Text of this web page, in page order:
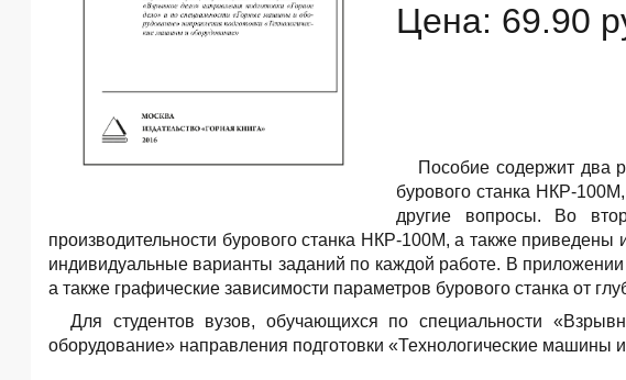
Цена: 69.90
Пособие содержит два
бурового станка НКР-
другие вопросы. Во
производительности бурового станка НКР-100М, а также
индивидуальные варианты заданий по каждой работе. В
а также графические зависимости параметров бурового станка от
Для студентов вузов, обучающихся по специальности
оборудование» направления подготовки «Технологические машины